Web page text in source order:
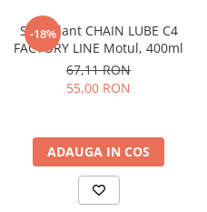
-18%
Spray lant CHAIN LUBE C4
FACTORY LINE Motul, 400ml
67,11 RON
55,00 RON
ADAUGA IN COS